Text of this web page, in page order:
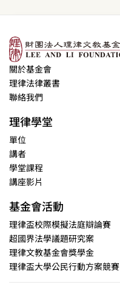
關於基金會
理律法律叢書
聯絡我們
理律學堂
單位
講者
學堂課程
講座影片
基金會活動
理律盃校際模擬法庭辯論賽
超國界法學議題研究案
理律文教基金會獎學金
理律盃大學公民行動方案競賽